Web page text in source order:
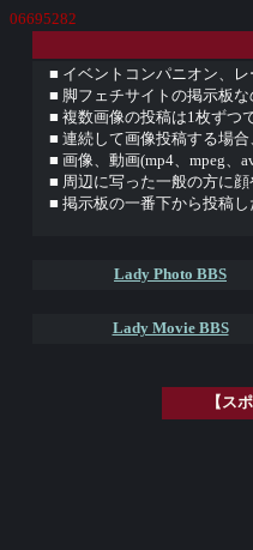
06695282
■ イベントコンパニオン、レ
■ 脚フェチサイトの掲示板な
■ 複数画像の投稿は1枚ずつ
■ 連続して画像投稿する場合
■ 画像、動画(mp4、mpeg、
■ 周辺に写った一般の方に
■ 掲示板の一番下から投稿し
Lady Photo BBS
Lady Movie BBS
【ス